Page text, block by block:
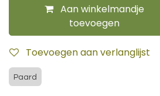
Aan winkelmandje
toevoegen
Toevoegen aan verlanglijst
Paard